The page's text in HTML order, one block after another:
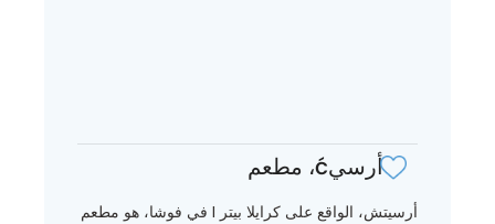
أرسيć، مطعم
أرسيتش، الواقع على كرايلا بيتر I في فوشا، هو مطعم